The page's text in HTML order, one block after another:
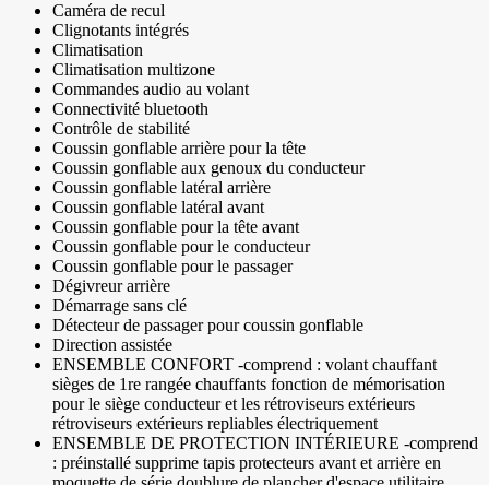
Caméra de recul
Clignotants intégrés
Climatisation
Climatisation multizone
Commandes audio au volant
Connectivité bluetooth
Contrôle de stabilité
Coussin gonflable arrière pour la tête
Coussin gonflable aux genoux du conducteur
Coussin gonflable latéral arrière
Coussin gonflable latéral avant
Coussin gonflable pour la tête avant
Coussin gonflable pour le conducteur
Coussin gonflable pour le passager
Dégivreur arrière
Démarrage sans clé
Détecteur de passager pour coussin gonflable
Direction assistée
ENSEMBLE CONFORT -comprend : volant chauffant
sièges de 1re rangée chauffants fonction de mémorisation
pour le siège conducteur et les rétroviseurs extérieurs
rétroviseurs extérieurs repliables électriquement
ENSEMBLE DE PROTECTION INTÉRIEURE -comprend
: préinstallé supprime tapis protecteurs avant et arrière en